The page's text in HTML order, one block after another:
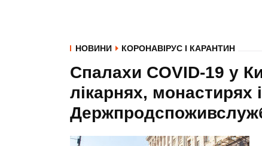
НОВИНИ КОРОНАВІРУС І КАРАНТИН
Спалахи COVID-19 у
лікарнях, монастирях